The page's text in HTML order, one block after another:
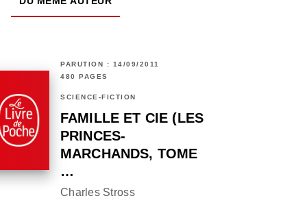
PARUTION : 14/09/2011
480 PAGES
SCIENCE-FICTION
FAMILLE ET CIE (LES
PRINCES-
MARCHANDS, TOME
…
Charles Stross